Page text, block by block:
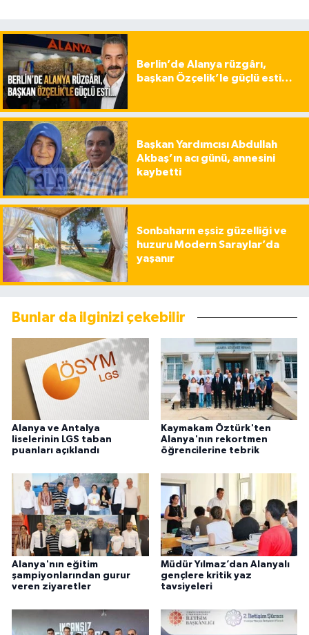
Berlin’de Alanya rüzgârı,
başkan Özçelik’le güçlü esti…
Başkan Yardımcısı Abdullah
Akbaş’ın acı günü, annesini
kaybetti
Sonbaharın eşsiz güzelliği ve
huzuru Modern Saraylar’da
yaşanır
Bunlar da ilginizi çekebilir
Alanya ve Antalya
liselerinin LGS taban
puanları açıklandı
Kaymakam Öztürk'ten
Alanya'nın rekortmen
öğrencilerine tebrik
Alanya'nın eğitim
şampiyonlarından gurur
veren ziyaretler
Müdür Yılmaz’dan Alanyalı
gençlere kritik yaz
tavsiyeleri